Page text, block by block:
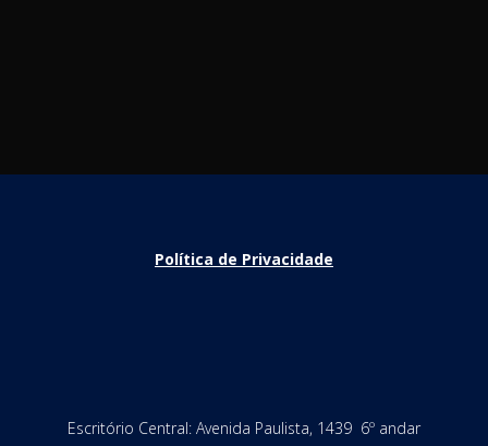
Política de Privacidade
Escritório Central: Avenida Paulista, 1439 6º andar